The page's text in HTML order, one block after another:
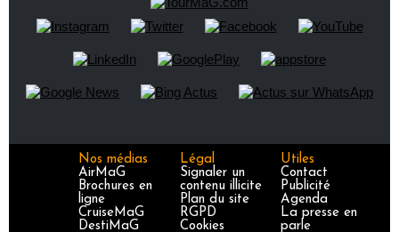
Nos médias
AirMaG
Brochures en
ligne
CruiseMaG
DestiMaG
Légal
Signaler un
contenu illicite
Plan du site
RGPD
Cookies
Utiles
Contact
Publicité
Agenda
La presse en
parle